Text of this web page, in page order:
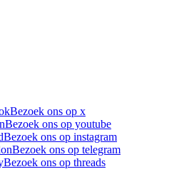
Bezoek ons op x
Bezoek ons op youtube
Bezoek ons op instagram
Bezoek ons op telegram
Bezoek ons op threads